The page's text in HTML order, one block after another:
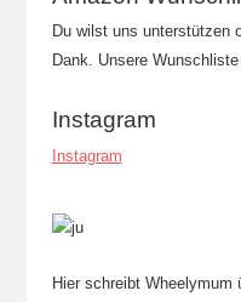
Du wilst uns unterstützen
Dank. Unsere
Instagram
Instagram
Hier schreibt Wheelymum